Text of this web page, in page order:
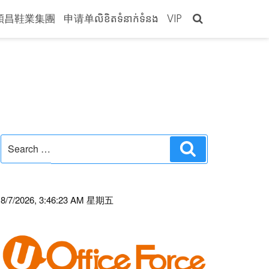
昌鞋業集團 申请单លិខិតទំនាក់ទំនង VIP
for:
8/7/2026, 3:46:23 AM 星期五